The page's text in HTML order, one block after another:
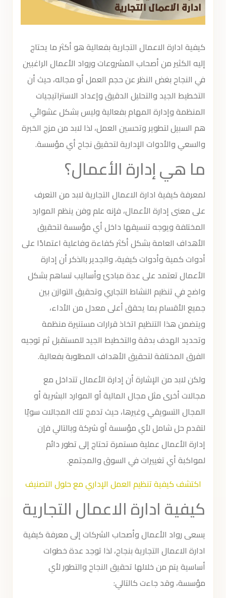
كيفية ادارة الاعمال التجارية بفعالية هو أكثر ما يحتاج
إليه الكثير من أصحاب المشروعات ورواد الأعمال الراغبين
في النجاح بغض النظر عن حجم العمل أو مجاله، حيث أن
التخطيط الجيد والتحليل الدقيق وإعداد الاستراتيجيات
المنظمة وإدارة المهام بفعالية وليس بشكل عشوائي
هم السبيل لتطوير وتحسين العمل، لذا لابد من مزج الخبرة
والسعي والأدوات الإدارية لتحقيق نجاح أي مؤسسة.
ما هي إدارة الأعمال؟
لمعرفة كيفية ادارة الاعمال التجارية لابد من التعرف
على معنى إدارة الأعمال، فإنه علم وفن ينظم الموارد
المختلفة ويوجه تنسيقها داخل أي مؤسسة لتحقيق
الأهداف العامة بشكل أكثر كفاءة وفاعلية اعتمادًا على
أدوات كمية وأدوات كيفية، والجدير بالذكر أن إدارة
الأعمال تعتمد على عدة مبادئ وأساليب تساهم بشكل
واضح في تنظيم النشاط التجاري وتحقيق التوازن بين
جميع الأقسام بما يحقق أعلى معدل من الأداء،
ويتضمن هذا التنظيم اتخاذ قرارات مستنيرة منظمة
وتحديد الهدف بدقة والتخطيط الجيد للمستقبل ثم توجيه
الفرق المختلفة لتحقيق الأهداف المطلوبة بفعالية.
ولكن لابد من الإشارة أن إدارة الأعمال تتداخل مع
مجالات أخرى مثل مجال المالية أو الموارد البشرية أو
المجال التسويقي وغيرها، حيث تدمج تلك المجالات سويًا
لتقدم حل شامل لأي مؤسسة أو شركة وبالتالي فإن
إدارة الأعمال عملية مستمرة تحتاج إلى تطور دائم
لمواكبة أي تغييرات في السوق والمجتمع.
اكتشف كيفية تنظيم العمل الإداري مع حلول التصنيف
كيفية ادارة الاعمال التجارية
يسعى رواد الأعمال وأصحاب الشركات إلى معرفة كيفية
ادارة الاعمال التجارية بنجاح، لذا توجد عدة خطوات
أساسية يتم من خلالها تحقيق النجاح والتطور لأي
مؤسسة، وقد جاءت كالتالي: